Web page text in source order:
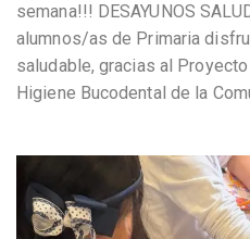
semana!!! DESAYUNOS
alumnos/as de Primaria
saludable, gracias al
Higiene Bucodental de la